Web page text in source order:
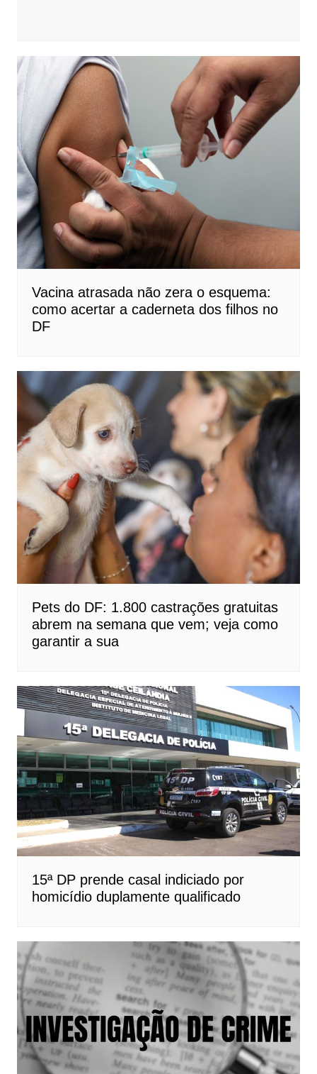
Vacina atrasada não zera o esquema:
como acertar a caderneta dos filhos no
DF
Pets do DF: 1.800 castrações gratuitas
abrem na semana que vem; veja como
garantir a sua
15ª DP prende casal indiciado por
homicídio duplamente qualificado